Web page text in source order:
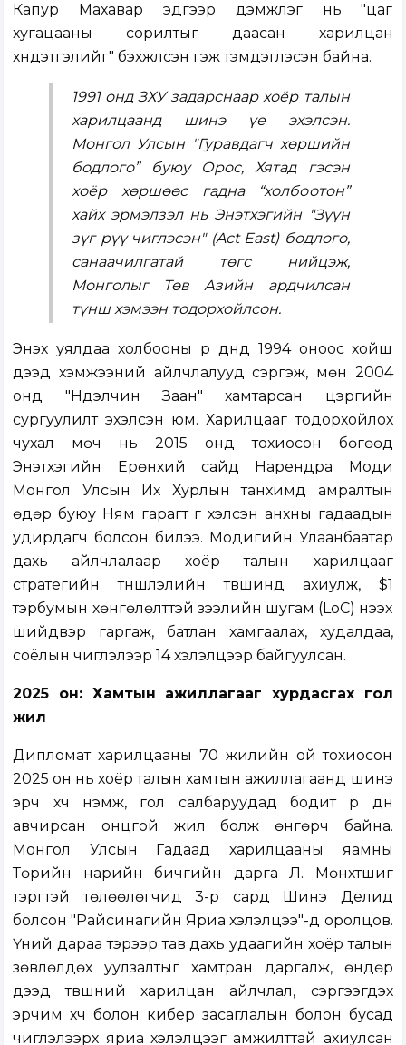
Капур Махавар эдгээр дэмжлэг нь "цаг
хугацааны сорилтыг даасан харилцан
хүндэтгэлийг" бэхжүүлсэн гэж тэмдэглэсэн байна.
1991 онд ЗХУ задарснаар хоёр талын
харилцаанд шинэ үе эхэлсэн.
Монгол Улсын "Гуравдагч хөршийн
бодлого” буюу Орос, Хятад гэсэн
хоёр хөршөөс гадна “холбоотон”
хайх эрмэлзэл нь Энэтхэгийн "Зүүн
зүг рүү чиглэсэн" (Act East) бодлого,
санаачилгатай төгс нийцэж,
Монголыг Төв Азийн ардчилсан
түнш хэмээн тодорхойлсон.
Энэхүү уялдаа холбооны үр дүнд 1994 оноос хойш
дээд хэмжээний айлчлалууд сэргэж, мөн 2004
онд "Нүүдэлчин Заан" хамтарсан цэргийн
сургуулилт эхэлсэн юм. Харилцааг тодорхойлох
чухал мөч нь 2015 онд тохиосон бөгөөд
Энэтхэгийн Ерөнхий сайд Нарендра Моди
Монгол Улсын Их Хурлын танхимд амралтын
өдөр буюу Ням гарагт үг хэлсэн анхны гадаадын
удирдагч болсон билээ. Модигийн Улаанбаатар
дахь айлчлалаар хоёр талын харилцааг
стратегийн түншлэлийн түвшинд ахиулж, $1
тэрбумын хөнгөлөлттэй зээлийн шугам (LoC) нээх
шийдвэр гаргаж, батлан хамгаалах, худалдаа,
соёлын чиглэлээр 14 хэлэлцээр байгуулсан.
2025 он: Хамтын ажиллагааг хурдасгах гол
жил
Дипломат харилцааны 70 жилийн ой тохиосон
2025 он нь хоёр талын хамтын ажиллагаанд шинэ
эрч хүч нэмж, гол салбаруудад бодит үр дүн
авчирсан онцгой жил болж өнгөрч байна.
Монгол Улсын Гадаад харилцааны яамны
Төрийн нарийн бичгийн дарга Л. Мөнхтүшиг
тэргүүтэй төлөөлөгчид 3-р сард Шинэ Делид
болсон "Райсинагийн Яриа хэлэлцээ"-д оролцов.
Үүний дараа тэрээр тав дахь удаагийн хоёр талын
зөвлөлдөх уулзалтыг хамтран даргалж, өндөр
дээд түвшний харилцан айлчлал, сэргээгдэх
эрчим хүч болон кибер засаглалын болон бусад
чиглэлээрх яриа хэлэлцээг амжилттай ахиулсан